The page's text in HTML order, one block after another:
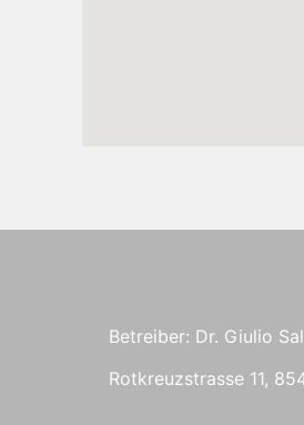
Betreiber: Dr. Giulio
Rotkreuzstrasse 11,